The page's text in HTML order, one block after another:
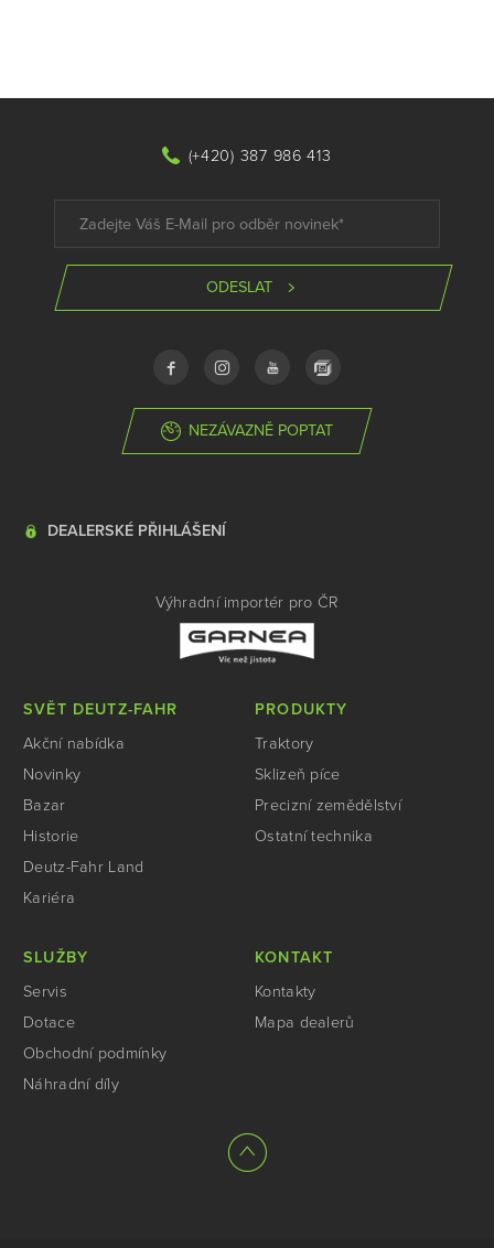
(+420) 387 986 413
ODESLAT
NEZÁVAZNĚ POPTAT
DEALERSKÉ PŘIHLÁŠENÍ
Výhradní importér pro ČR
SVĚT DEUTZ-FAHR
Akční nabídka
Novinky
Bazar
Historie
Deutz-Fahr Land
Kariéra
PRODUKTY
Traktory
Sklizeň píce
Precizní zemědělství
Ostatní technika
SLUŽBY
Servis
Dotace
Obchodní podmínky
Náhradní díly
KONTAKT
Kontakty
Mapa dealerů